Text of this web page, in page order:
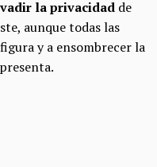
la privacidad de
aunque todas las
y a ensombrecer la